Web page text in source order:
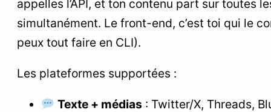
appelles l’API, et ton contenu part sur toutes
simultanément. Le front-end, c’est toi qui le
peux tout faire en CLI).
Les plateformes supportées :
Texte + médias : Twitter/X, Threads,